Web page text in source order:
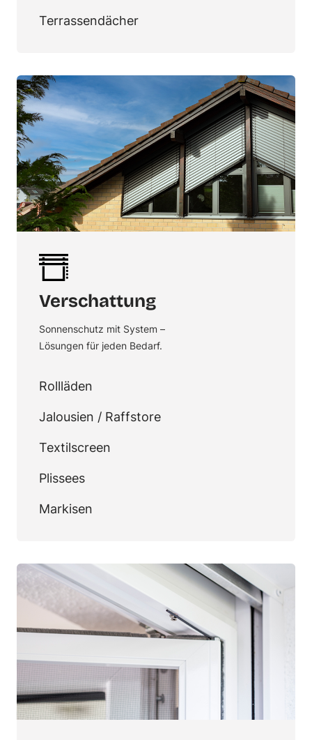
Terrassendächer
Verschattung
Sonnenschutz mit System –
Lösungen für jeden Bedarf.
Rollläden
Jalousien / Raffstore
Textilscreen
Plissees
Markisen